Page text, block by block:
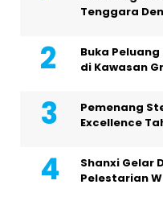
Tenggara
Buka
di Kawasan
Pemenang
Excellence
Shanxi Gelar
Pelestarian